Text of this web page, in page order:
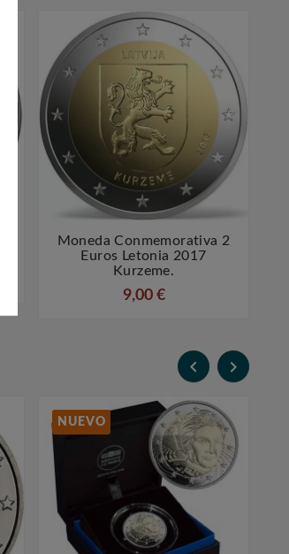
 
Moneda Conmemorativa 2
Euros Letonia 2017
Kurzeme.
9,00 €
 
NUEVO